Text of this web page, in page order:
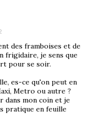
des framboises et de
frigidaire, je sens que
pour se soir.
es-ce qu'on peut en
Metro ou autre ?
dans mon coin et je
pratique en feuille